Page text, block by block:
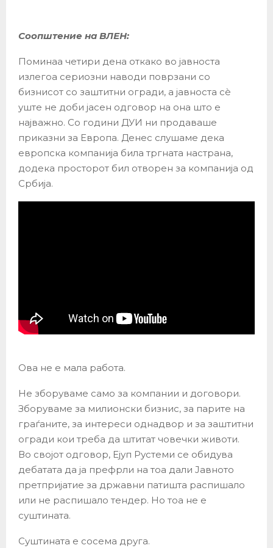
Соопштение на ВЛЕН:
Поминаа четири дена откако во јавноста
излегоа сериозни наводи поврзани со
бизнисот со заштитни огради, а јавноста сè
уште не доби јасен одговор на она што е
најважно. Со години ДУИ ни продаваше
приказни за Европа. Денес слушаме дека
европска компанија била тргната настрана,
додека просторот бил отворен за компанија од
Србија.
Ова не е мала работа.
Не зборуваме само за компании и договори.
Зборуваме за милионски бизнис, за парите на
граѓаните, за интереси однадвор и за заштитни
огради кои треба да штитат човечки животи.
Во својот одговор, Ејуп Рустеми се обидува
дебатата да ја префрли на тоа дали Јавното
претпријатие за државни патишта распишало
или не распишало тендер. Но тоа не е
суштината.
Суштината е сосема друга.